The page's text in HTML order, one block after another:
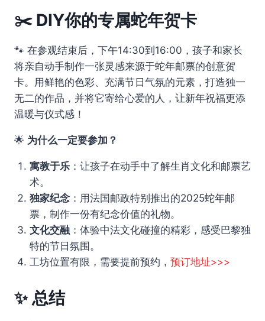
✂️ DIY你的专属蛇年贺卡
🐾 在参观结束后，下午14:30到16:00，孩子和家长
将亲自动手制作一张灵感来源于蛇年邮票的创意贺
卡。用鲜艳的色彩、充满节日气氛的元素，打造独一
无二的作品，并将它寄给心爱的人，让新年祝福更添
温暖与仪式感！
🌟 为什么一定要参加？
寓教于乐：让孩子在动手中了解生肖文化和邮票艺
术。
独家纪念：用法国邮政特别推出的2025蛇年邮
票，制作一份有纪念价值的礼物。
文化交融：体验中法文化碰撞的精彩，感受巴黎独
特的节日氛围。
工坊位置有限，需要提前预约， 预订地址>>>
✨ 总结